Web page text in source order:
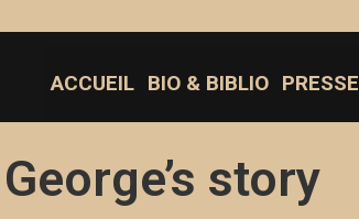
ACCUEIL BIO & BIBLIO PRESSE
story